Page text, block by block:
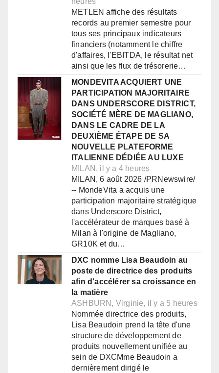
METLEN affiche des résultats
records au premier semestre pour
tous ses principaux indicateurs
financiers (notamment le chiffre
d'affaires, l'EBITDA, le résultat net
ainsi que les flux de trésorerie…
MONDEVITA ACQUIERT UNE
PARTICIPATION MAJORITAIRE
DANS UNDERSCORE DISTRICT,
SOCIÉTÉ MÈRE DE MAGLIANO,
DANS LE CADRE DE LA
DEUXIÈME ÉTAPE DE SA
NOUVELLE PLATEFORME
ITALIENNE DÉDIÉE AU LUXE
MILAN, il y a 4 heures
MILAN, 6 août 2026 /PRNewswire/
-- MondeVita a acquis une
participation majoritaire stratégique
dans Underscore District,
l'accélérateur de marques basé à
Milan à l'origine de Magliano,
GR10K et du…
DXC nomme Lisa Beaudoin au
poste de directrice des produits
afin d'accélérer sa croissance en
la matière
ASHBURN, Virginie, il y a 5 heures
Nommée directrice des produits,
Lisa Beaudoin prend la tête d'une
structure de développement de
produits nouvellement unifiée au
sein de DXCMme Beaudoin a
dernièrement dirigé le